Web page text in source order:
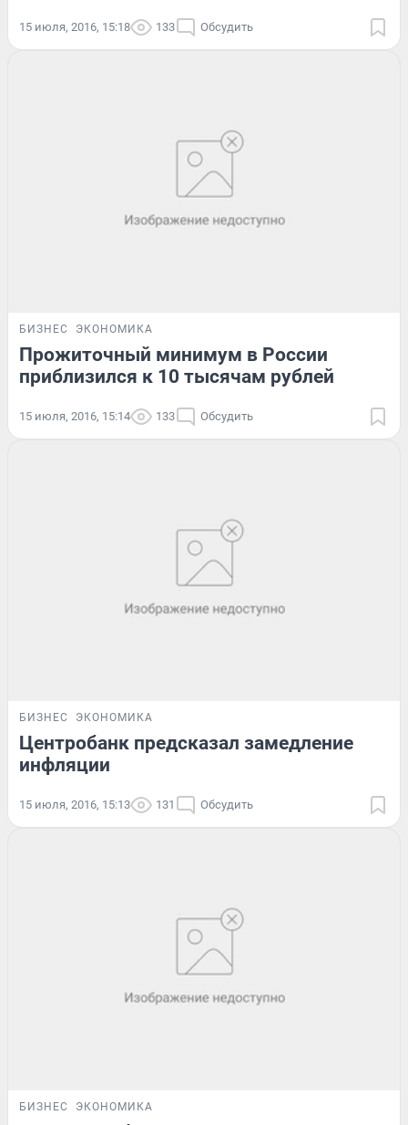
15 июля, 2016, 15:18 133 Обсудить
БИЗНЕС ЭКОНОМИКА
Прожиточный минимум в России
приблизился к 10 тысячам рублей
15 июля, 2016, 15:14 133 Обсудить
БИЗНЕС ЭКОНОМИКА
Центробанк предсказал замедление
инфляции
15 июля, 2016, 15:13 131 Обсудить
БИЗНЕС ЭКОНОМИКА